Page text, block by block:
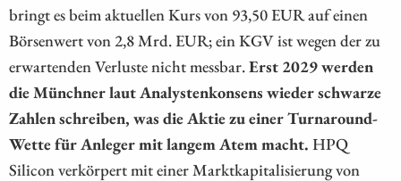
bringt es beim aktuellen Kurs von 93,50 EUR auf einen
Börsenwert von 2,8 Mrd. EUR; ein KGV ist wegen der zu
erwartenden Verluste nicht messbar.Erst 2029 werden
die Münchner laut Analystenkonsens wieder schwarze
Zahlen schreiben, was die Aktie zu einer Turnaround-
Wette für Anleger mit langem Atem macht. HPQ
Silicon verkörpert mit einer Marktkapitalisierung von